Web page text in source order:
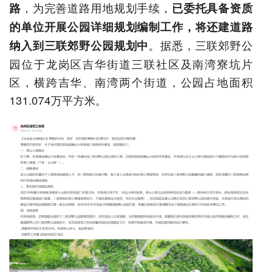
路 ，为完善道路用地规划手续， 已委托具备资质
的单位开展公园详细规划编制工作，将还建道路
纳入到三联郊野公园规划中。据悉，三联郊野公
园位于龙岗区吉华街道三联社区及南湾寮坑片
区，横跨吉华、南湾两个街道，公园占地面积
131.074万平方米。